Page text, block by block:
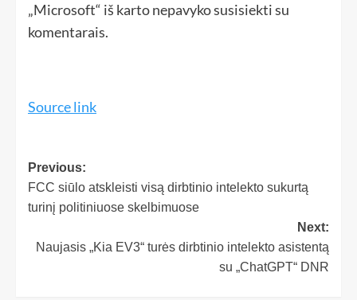
„Microsoft“ iš karto nepavyko susisiekti su
komentarais.
Source link
Previous:
FCC siūlo atskleisti visą dirbtinio intelekto sukurtą
turinį politiniuose skelbimuose
Next:
Naujasis „Kia EV3“ turės dirbtinio intelekto asistentą
su „ChatGPT“ DNR